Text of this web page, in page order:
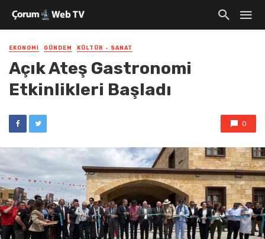
EKONOMI GÜNDEM KÜLTÜR - SANAT
Açık Ateş Gastronomi
Etkinlikleri Başladı
0